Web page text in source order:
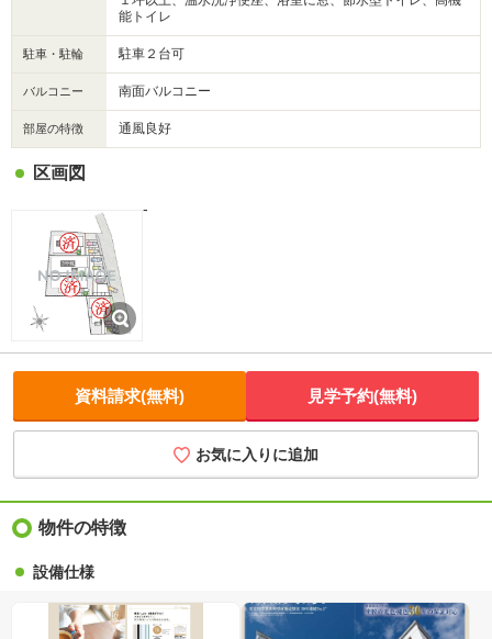
能トイレ
駐車・駐輪 駐車２台可
バルコニー 南面バルコニー
部屋の特徴 通風良好
区画図
-
資料請求(無料) 見学予約(無料)
お気に入りに追加
物件の特徴
設備仕様